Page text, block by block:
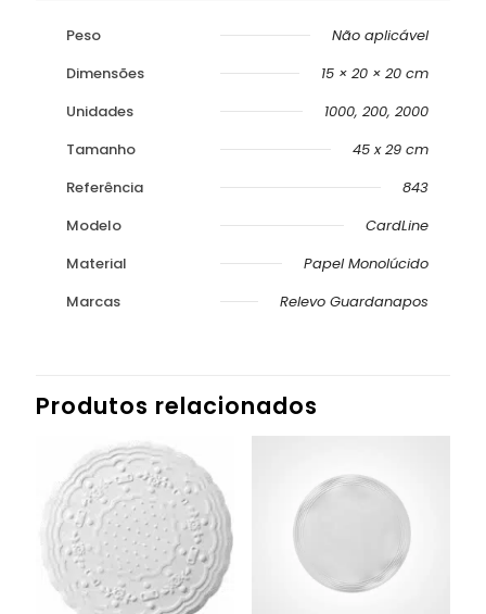
Peso
Não aplicável
Dimensões
15 × 20 × 20 cm
Unidades
1000, 200, 2000
Tamanho
45 x 29 cm
Referência
843
Modelo
CardLine
Material
Papel Monolúcido
Marcas
Relevo Guardanapos
Produtos relacionados